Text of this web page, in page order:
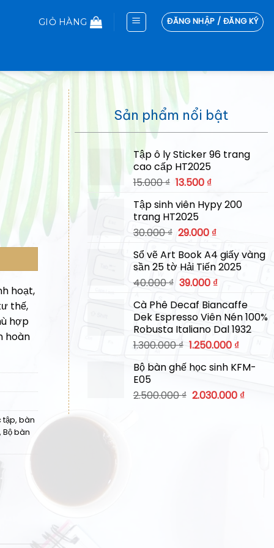
GIỎ HÀNG ĐĂNG NHẬP / ĐĂNG KÝ
hoạt,
thế,
hợp
hoàn
tập, bàn
, Bộ bàn
Sản phẩm nổi bật
Tập ô ly Sticker 96 trang
cao cấp HT2025
15.000₫ Giá
là:
15.000 ₫.
13.500 ₫Giá
tại
13.500 ₫.
Tập sinh viên Hypy 200
trang HT2025
30.000₫ Giá
là:
30.000 ₫.
29.000 ₫Giá
tại
là:
29.000 ₫.
Sổ vẽ Art Book A4 giấy vàng
sần 25 tờ Hải Tiến 2025
40.000₫ Giá
là:
40.000 ₫.
39.000 ₫Giá
tại
là:
39.000 ₫.
Cà Phê Decaf Biancaffe
Dek Espresso Viên Nén 100%
Robusta Italiano Dal 1932
1.300.000₫ Giá
là:
1.250.000 ₫Giá
tại
Bộ bàn ghế học sinh KFM-
E05
2.500.000₫ Giá
2.030.000 ₫Giá